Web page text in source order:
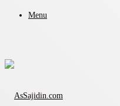
Menu